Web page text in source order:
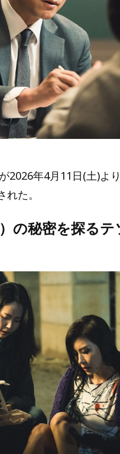
2026年4月11日(土)よ
た。
の秘密を探る